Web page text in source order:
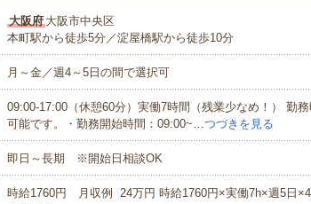
大阪府 大阪市中央区
本町駅から徒歩5分／淀屋橋駅から徒歩10分
月～金／週4～5日の間で選択可
09:00-17:00（休憩60分）実働7時間（残業少なめ！） 勤
可能です。・勤務開始時間：09:00~… つづきを見る
即日～長期 ※開始日相談OK
時給1760円 月収例 24万円 時給1760円×実働7h×週5日